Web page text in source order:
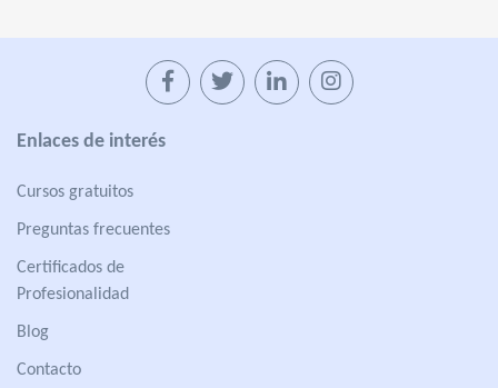
Enlaces de interés
Cursos gratuitos
Preguntas frecuentes
Certificados de
Profesionalidad
Blog
Contacto